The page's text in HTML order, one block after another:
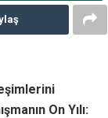
On Yılı: